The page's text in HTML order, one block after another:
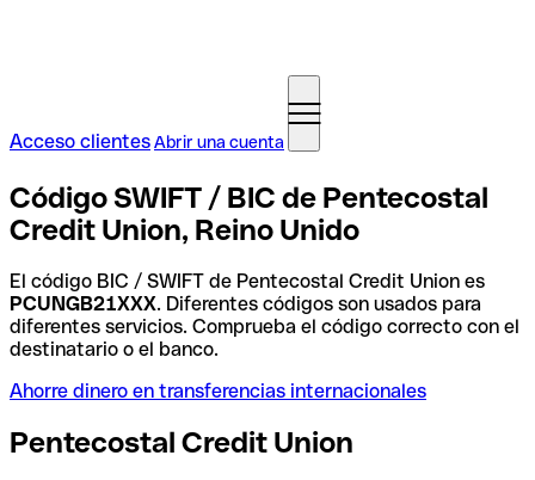
Acceso clientesAbrir una cuenta
Código SWIFT / BIC de Pentecostal
Credit Union, Reino Unido
El código BIC / SWIFT de Pentecostal Credit Union es
PCUNGB21XXX. Diferentes códigos son usados para
diferentes servicios. Comprueba el código correcto con el
destinatario o el banco.
Ahorre dinero en transferencias internacionales
Pentecostal Credit Union